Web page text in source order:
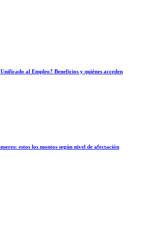
al Empleo? Beneficios y quiénes acceden
estos los montos según nivel de afectación